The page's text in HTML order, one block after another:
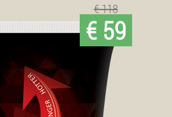
€ 118
€ 59